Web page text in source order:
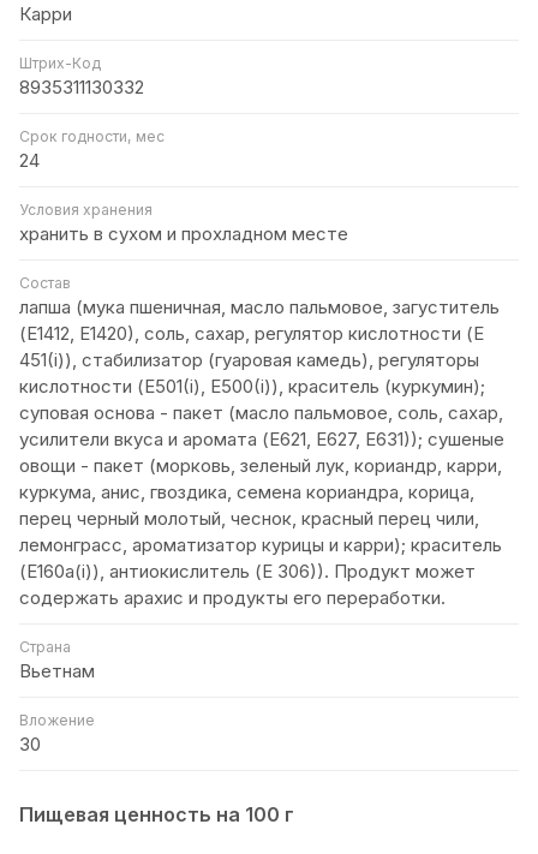
Карри
Штрих-Код
8935311130332
Срок годности, мес
24
Условия хранения
хранить в сухом и прохладном месте
Состав
лапша (мука пшеничная, масло пальмовое, загуститель
(Е1412, Е1420), соль, сахар, регулятор кислотности (Е
451(i)), стабилизатор (гуаровая камедь), регуляторы
кислотности (Е501(i), Е500(i)), краситель (куркумин);
суповая основа - пакет (масло пальмовое, соль, сахар,
усилители вкуса и аромата (Е621, Е627, Е631)); сушеные
овощи - пакет (морковь, зеленый лук, кориандр, карри,
куркума, анис, гвоздика, семена кориандра, корица,
перец черный молотый, чеснок, красный перец чили,
лемонграсс, ароматизатор курицы и карри); краситель
(Е160а(i)), антиокислитель (Е 306)). Продукт может
содержать арахис и продукты его переработки.
Страна
Вьетнам
Вложение
30
Пищевая ценность на 100 г